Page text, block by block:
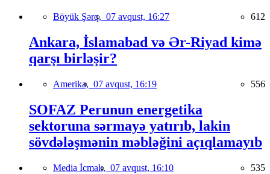
Böyük Şərq, 07 avqust, 16:27 612
Ankara, İslamabad və Ər-Riyad kimə
qarşı birləşir?
Amerika, 07 avqust, 16:19 556
SOFAZ Perunun energetika
sektoruna sərmayə yatırıb, lakin
sövdələşmənin məbləğini açıqlamayıb
Media İcmalı, 07 avqust, 16:10 535